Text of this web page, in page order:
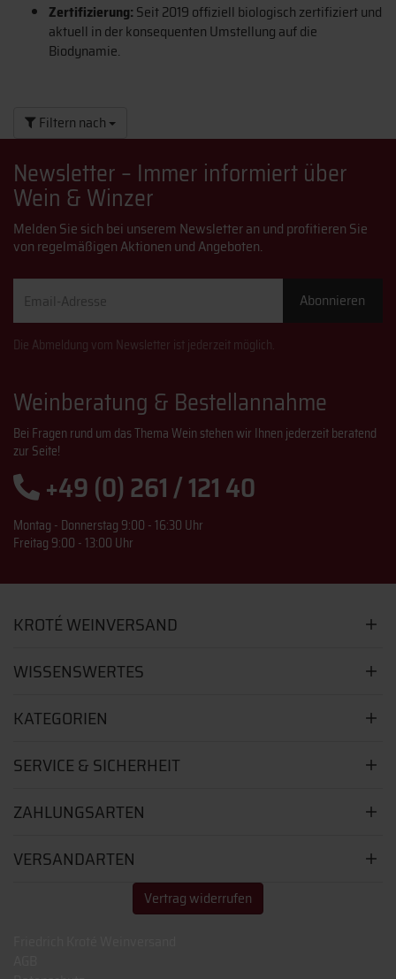
Zertifizierung: Seit 2019 offiziell biologisch zertifiziert und
aktuell in der konsequenten Umstellung auf die
Biodynamie.
Filtern nach
Newsletter – Immer informiert über
Wein & Winzer
Melden Sie sich bei unserem Newsletter an und profitieren Sie
von regelmäßigen Aktionen und Angeboten.
Adresse
Abonnieren
Die Abmeldung vom Newsletter ist jederzeit möglich.
Weinberatung & Bestellannahme
Bei Fragen rund um das Thema Wein stehen wir Ihnen jederzeit beratend
zur Seite!
+49 (0) 261 / 121 40
Montag - Donnerstag 9:00 - 16:30 Uhr
Freitag 9:00 - 13:00 Uhr
KROTÉ WEINVERSAND
WISSENSWERTES
KATEGORIEN
SERVICE & SICHERHEIT
ZAHLUNGSARTEN
VERSANDARTEN
Vertrag widerrufen